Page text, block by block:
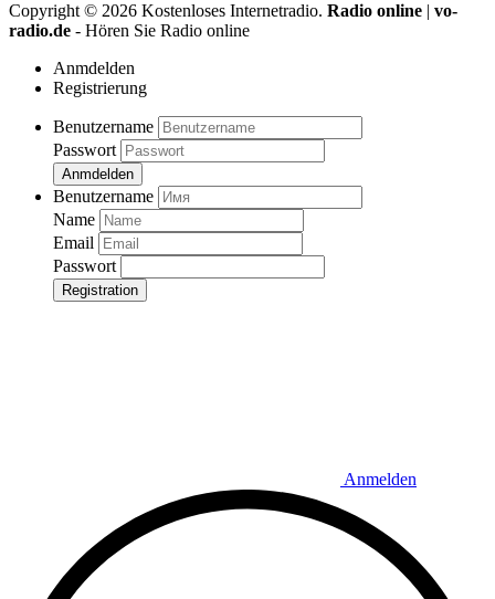
Copyright © 2026 Kostenloses Internetradio. Radio online | vo-
radio.de - Hören Sie Radio online
Anmdelden
Registrierung
Benutzername
Passwort
Anmdelden
Benutzername
Name
Email
Passwort
Registration
Anmelden